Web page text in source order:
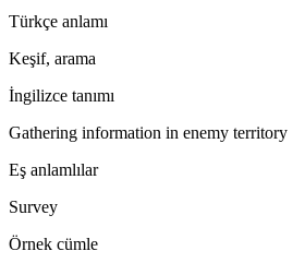
Türkçe anlamı
Keşif, arama
İngilizce tanımı
Gathering information in enemy territory
Eş anlamlılar
Survey
Örnek cümle